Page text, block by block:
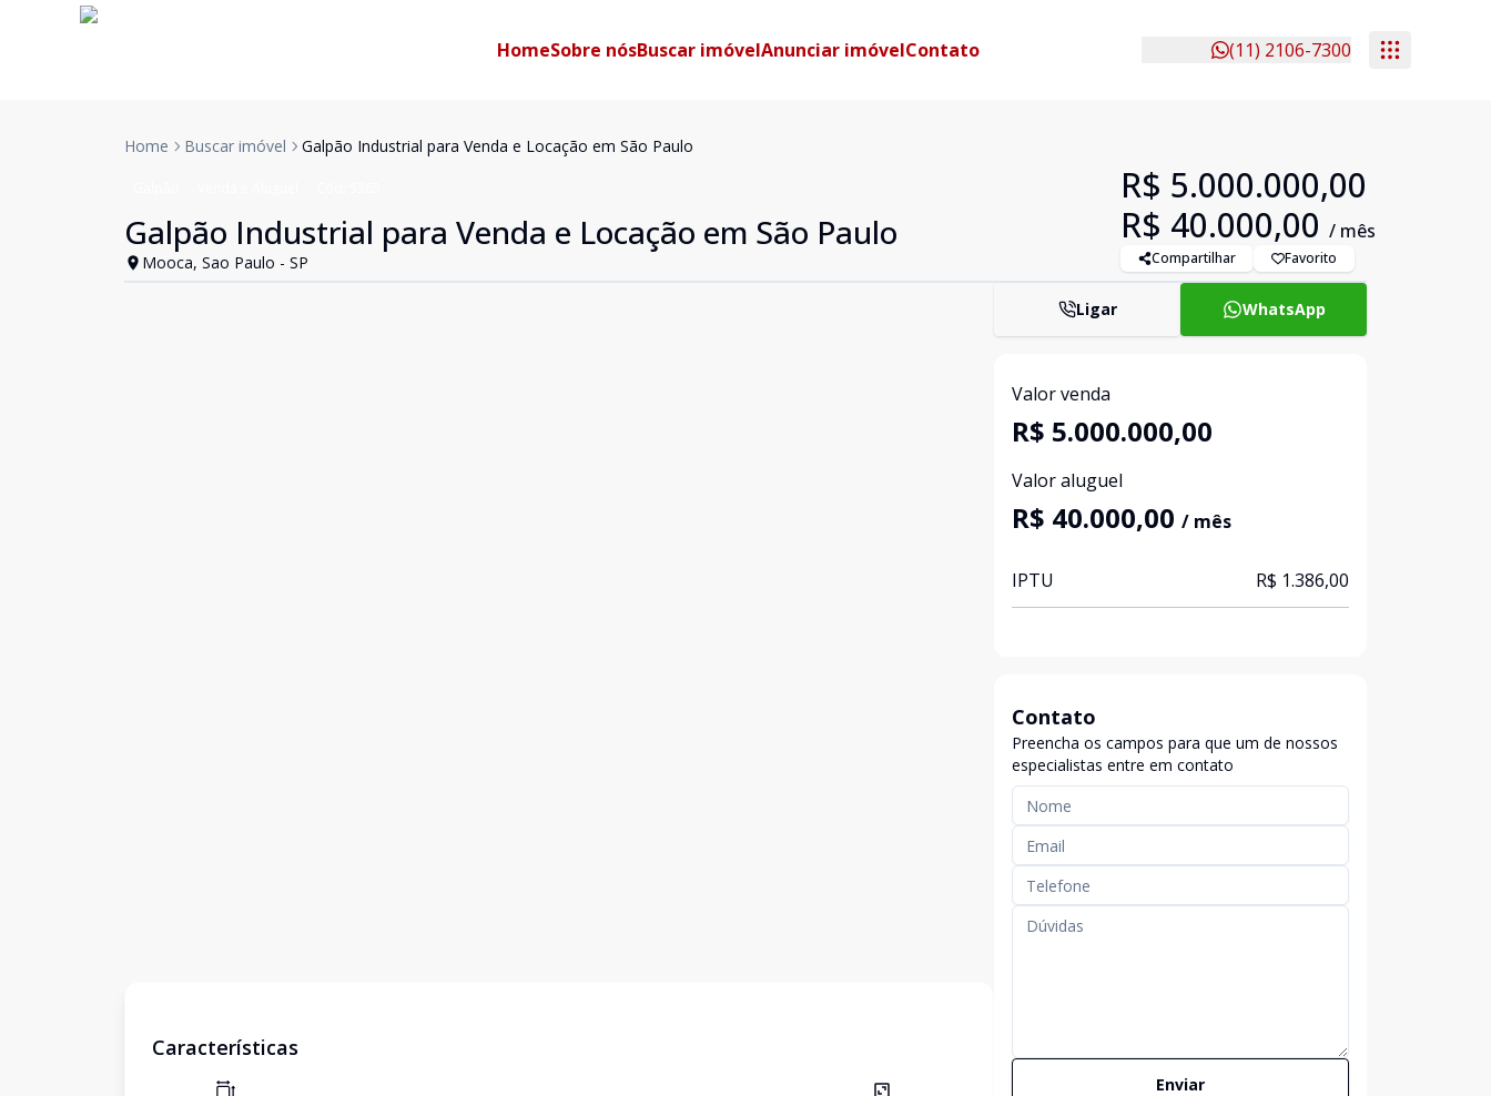
HomeSobre nósBuscar imóvelAnunciar imóvelContato (11) 2106-7300
Home Buscar imóvel Galpão Industrial para Venda e Locação em São Paulo
Galpão Industrial para Venda e Locação em São Paulo
Mooca, Sao Paulo - SP
R$ 5.000.000,00
R$ 40.000,00 / mês
Compartilhar Favorito
Características
Ligar WhatsApp
Valor venda
R$ 5.000.000,00
Valor aluguel
R$ 40.000,00 / mês
IPTU R$ 1.386,00
Contato
Preencha os campos para que um de nossos
especialistas entre em contato
Enviar